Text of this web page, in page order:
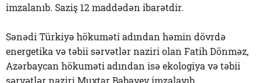
imzalanıb. Saziş 12 maddədən ibarətdir.
Sənədi Türkiyə hökuməti adından həmin dövrdə
energetika və təbii sərvətlər naziri olan Fatih Dönməz,
Azərbaycan hökuməti adından isə ekologiya və təbii
sərvətlər naziri Muxtar Babayev imzalayıb.